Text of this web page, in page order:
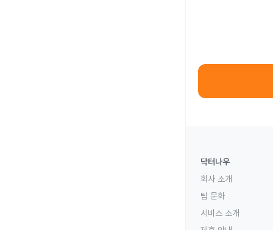
닥터나우
회사 소개
팀 문화
서비스 소개